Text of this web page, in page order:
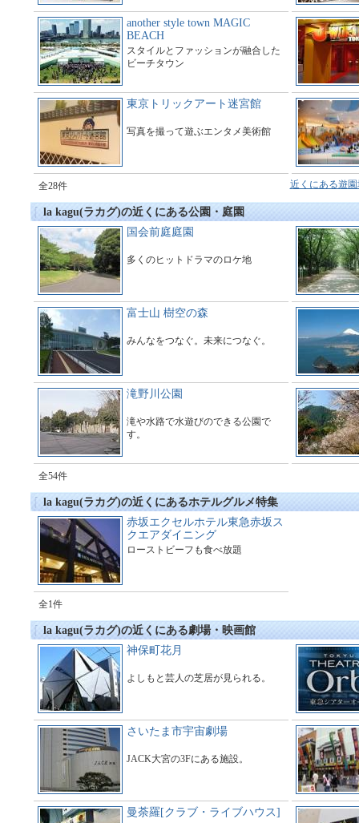
another style town MAGIC
BEACH
スタイルとファッションが融合した
ビーチタウン
東京トリックアート迷宮館
写真を撮って遊ぶエンタメ美術館
全28件 近くにある遊
la kagu(ラカグ)の近くにある公園・庭園
国会前庭庭園
多くのヒットドラマのロケ地
富士山 樹空の森
みんなをつなぐ。未来につなぐ。
滝野川公園
滝や水路で水遊びのできる公園で
す。
全54件
la kagu(ラカグ)の近くにあるホテルグルメ特集
赤坂エクセルホテル東急赤坂ス
クエアダイニング
ローストビーフも食べ放題
全1件
la kagu(ラカグ)の近くにある劇場・映画館
神保町花月
よしもと芸人の芝居が見られる。
さいたま市宇宙劇場
JACK大宮の3Fにある施設。
曼荼羅[クラブ・ライブハウス]